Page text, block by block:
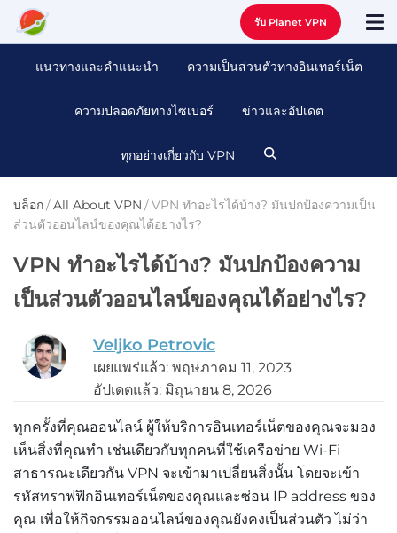
รับ Planet VPN
แนวทางและคําแนะนํา ความเป็นส่วนตัวทางอินเทอร์เน็ต
ความปลอดภัยทางไซเบอร์ ข่าวและอัปเดต
ทุกอย่างเกี่ยวกับ VPN
บล็อก/All About VPN /VPN ทำอะไรได้บ้าง? มันปกป้องความเป็น
ส่วนตัวออนไลน์ของคุณได้อย่างไร?
VPN ทำอะไรได้บ้าง? มันปกป้องความ
เป็นส่วนตัวออนไลน์ของคุณได้อย่างไร?
Veljko Petrovic
เผยแพร่แล้ว: พฤษภาคม 11, 2023
อัปเดตแล้ว: มิถุนายน 8, 2026
ทุกครั้งที่คุณออนไลน์ ผู้ให้บริการอินเทอร์เน็ตของคุณจะมอง
เห็นสิ่งที่คุณทำ เช่นเดียวกับทุกคนที่ใช้เครือข่าย Wi-Fi
สาธารณะเดียวกัน VPN จะเข้ามาเปลี่ยนสิ่งนั้น โดยจะเข้า
รหัสทราฟฟิกอินเทอร์เน็ตของคุณและซ่อน IP address ของ
คุณ เพื่อให้กิจกรรมออนไลน์ของคุณยังคงเป็นส่วนตัว ไม่ว่า